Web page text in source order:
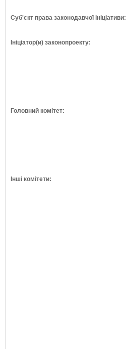
Суб'єкт права законодавчої ініціативи:
Ініціатор(и) законопроекту:
Головний комітет:
Інші комітети: